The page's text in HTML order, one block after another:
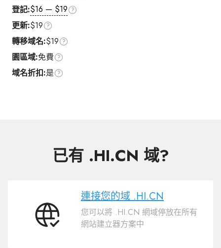
登記:$16 — $19
更新:$19
轉移域名:$19
園區域:免費
域名折扣:是
已有 .HI.CN 域?
連
連接您的域 .HI.CN
您可以將 .HI.CN 網域停放在所有
網站建立器方案中